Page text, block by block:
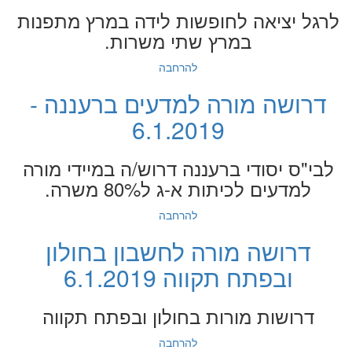
לרגל יציאה לחופשות לידה במרץ מתפנות
במרץ שתי משרות.
להרחבה
דרושה מורה למדעים ברעננה -
6.1.2019
לבי"ס יסודי ברעננה דרוש/ה במיידי מורה
למדעים לכיתות א-ג ל80% משרה.
להרחבה
דרושה מורה לחשבון בחולון
ובפתח תקווה 6.1.2019
דרושות מורות בחולון ובפתח תקווה
להרחבה